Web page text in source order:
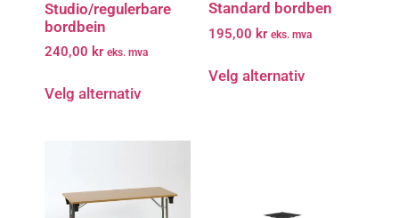
Studio/regulerbare
bordbein
240,00 kr eks. mva
Velg alternativ
Standard bordben
195,00 kr eks. mva
Velg alternativ